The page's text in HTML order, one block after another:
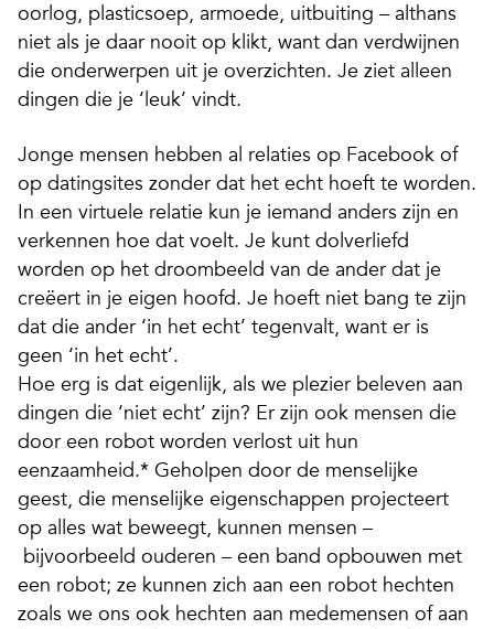
oorlog, plasticsoep, armoede, uitbuiting – althans
niet als je daar nooit op klikt, want dan verdwijnen
die onderwerpen uit je overzichten. Je ziet alleen
dingen die je ‘leuk’ vindt.
Jonge mensen hebben al relaties op Facebook of
op datingsites zonder dat het echt hoeft te worden.
In een virtuele relatie kun je iemand anders zijn en
verkennen hoe dat voelt. Je kunt dolverliefd
worden op het droombeeld van de ander dat je
creëert in je eigen hoofd. Je hoeft niet bang te zijn
dat die ander ‘in het echt’ tegenvalt, want er is
geen ‘in het echt’.
Hoe erg is dat eigenlijk, als we plezier beleven aan
dingen die ‘niet echt’ zijn? Er zijn ook mensen die
door een robot worden verlost uit hun
eenzaamheid.* Geholpen door de menselijke
geest, die menselijke eigenschappen projecteert
op alles wat beweegt, kunnen mensen –
bijvoorbeeld ouderen – een band opbouwen met
een robot; ze kunnen zich aan een robot hechten
zoals we ons ook hechten aan medemensen of aan